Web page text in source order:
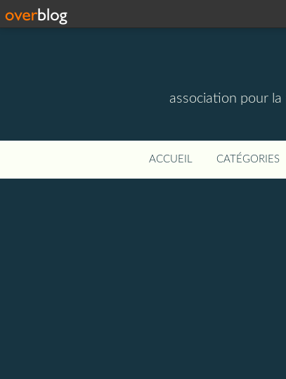
association pour la
ACCUEIL CATÉGORIES